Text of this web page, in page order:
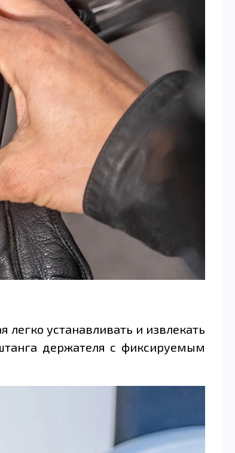
устанавливать и извлекать
держателя с фиксируемым